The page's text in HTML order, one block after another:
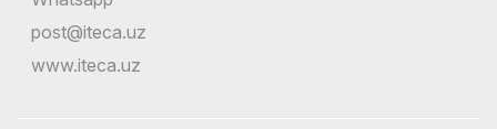
post@iteca.uz
www.iteca.uz